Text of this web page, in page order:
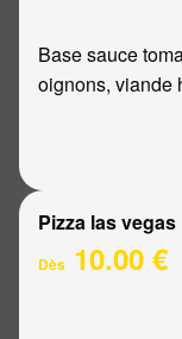
Base sauce
oignons, viande
Pizza las vegas
Dès 10.00 €